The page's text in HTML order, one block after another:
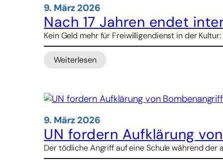
9. März 2026
Nach 17 Jahren endet
Kein Geld mehr für Freiwilligendienst in der
Weiterlesen
:
Jahren
internationaler
Freiwilligendienst
kulturweit
9. März 2026
UN fordern Aufklärung
Der tödliche Angriff auf eine Schule während